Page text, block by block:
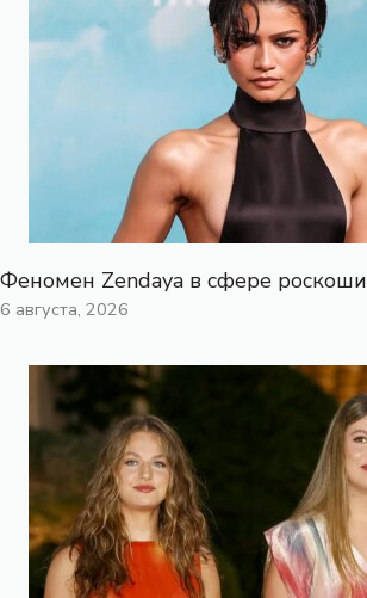
Феномен Zendaya в сфере роскоши
6 августа, 2026